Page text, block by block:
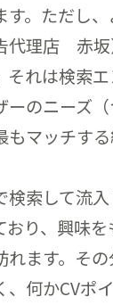
す。ただし
代理店 赤
それは検索
ーのニーズ
もマッチす
索して流入
おり、興味
れます。そ
、何かCVポ